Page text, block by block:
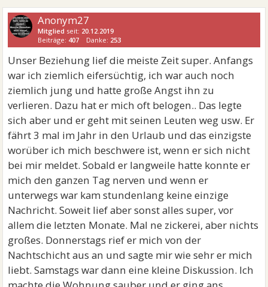
Anonym27
Mitglied seit: 20.12.2019
Beiträge: 407 Danke: 253
Unser Beziehung lief die meiste Zeit super. Anfangs
war ich ziemlich eifersüchtig, ich war auch noch
ziemlich jung und hatte große Angst ihn zu
verlieren. Dazu hat er mich oft belogen.. Das legte
sich aber und er geht mit seinen Leuten weg usw. Er
fährt 3 mal im Jahr in den Urlaub und das einzigste
worüber ich mich beschwere ist, wenn er sich nicht
bei mir meldet. Sobald er langweile hatte konnte er
mich den ganzen Tag nerven und wenn er
unterwegs war kam stundenlang keine einzige
Nachricht. Soweit lief aber sonst alles super, vor
allem die letzten Monate. Mal ne zickerei, aber nichts
großes. Donnerstags rief er mich von der
Nachtschicht aus an und sagte mir wie sehr er mich
liebt. Samstags war dann eine kleine Diskussion. Ich